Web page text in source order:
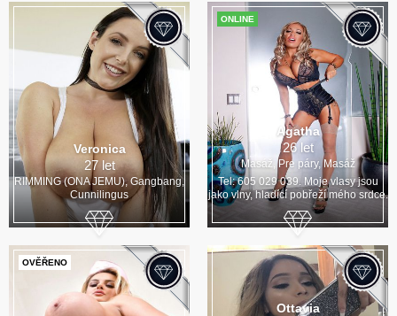
Veronica
27 let
RIMMING (ONA JEMU), Gangbang,
Cunnilingus
ONLINE
Agatha
26 let
Masáž, Pre páry, Masáž
Tel: 605 029 039. Moje vlasy jsou
jako vlny, hladící pobřeží mého srdce.
OVĚŘENO
Ottavia